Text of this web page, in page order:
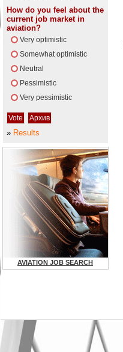
How do you feel about the
current job market in
aviation?
Very optimistic
Somewhat optimistic
Neutral
Pessimistic
Very pessimistic
» Results
AVIATION JOB SEARCH